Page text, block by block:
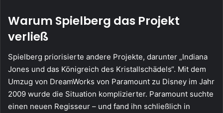
Warum Spielberg das Projekt
verließ
Spielberg priorisierte andere Projekte, darunter „Indiana
Jones und das Königreich des Kristallschädels“. Mit dem
Umzug von DreamWorks von Paramount zu Disney im Jahr
2009 wurde die Situation komplizierter. Paramount suchte
einen neuen Regisseur – und fand ihn schließlich in